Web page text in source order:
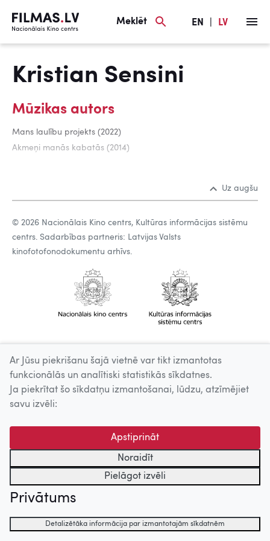
Meklēt EN LV
Kristian Sensini
Mūzikas autors
Mans laulību projekts (2022)
Akmeņi manās kabatās (2014)
Uz augšu
© 2026 Nacionālais Kino centrs, Kultūras informācijas sistēmu
centrs. Sadarbības partneris: Latvijas Valsts
kinofotofonodokumentu arhīvs.
Ar Jūsu piekrišanu šajā vietnē var tikt izmantotas
funkcionālās un analītiski statistikās sīkdatnes.
Ja piekrītat šo sīkdatņu izmantošanai, lūdzu, atzīmējiet
savu izvēli:
Apstiprināt
Noraidīt
Pielāgot izvēli
Privātums
Detalizētāka informācija par izmantotajām sīkdatnēm